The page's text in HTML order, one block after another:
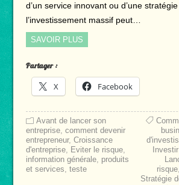
d’un service innovant ou d’une
l’investissement massif peut…
SAVOIR PLUS
Partager :
X Facebook
Avant de lancer son
entreprise, comment devenir
entrepreneur, Croissance
d'entreprise, Eviter le risque,
information générale, produits
et services, teste
risque,
Stratégie